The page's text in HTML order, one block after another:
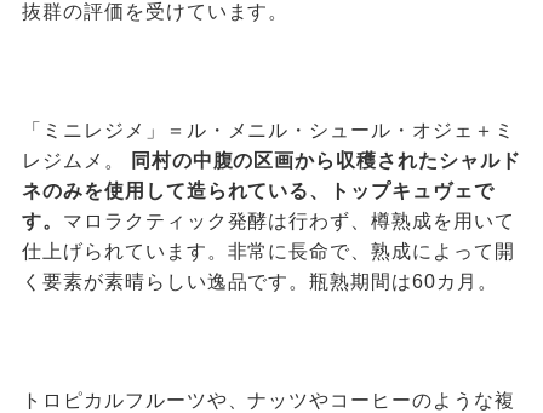
抜群の評価を受けています。
「ミニレジメ」＝ル・メニル・シュール・オジェ＋ミ
レジムメ。
同村の中腹の区画から収穫されたシャルド
ネのみを使用して造られている、トップキュヴェで
す。 マロラクティック発酵は行わず、樽熟成を用いて
仕上げられています。非常に長命で、熟成によって開
く要素が素晴らしい逸品です。瓶熟期間は60カ月。
トロピカルフルーツや、ナッツやコーヒーのような複